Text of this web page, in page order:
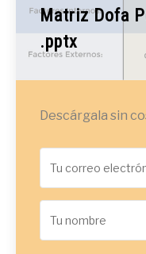
Matriz Dofa
.pptx
Descárgala sin